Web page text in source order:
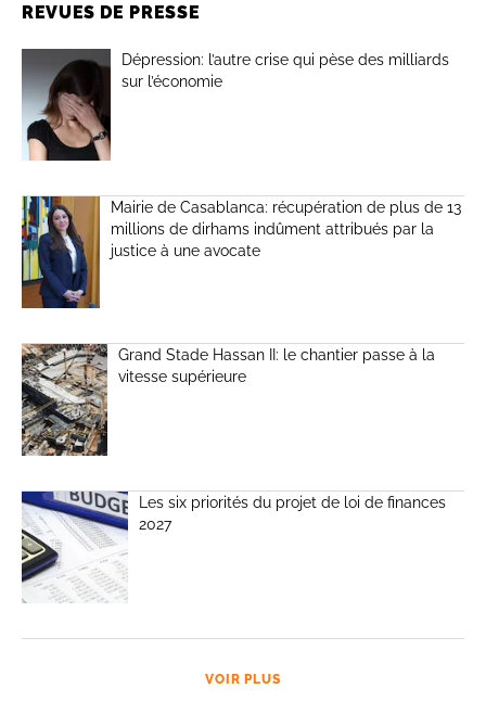
REVUES DE PRESSE
Dépression: l’autre crise qui pèse des milliards
sur l’économie
Mairie de Casablanca: récupération de plus de 13
millions de dirhams indûment attribués par la
justice à une avocate
Grand Stade Hassan II: le chantier passe à la
vitesse supérieure
Les six priorités du projet de loi de finances
2027
VOIR PLUS